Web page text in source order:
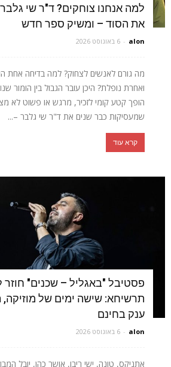
למה אנחנו צוחקים? ד"ר שי
את הסוד – ומשיק ספר חדש
alon
- 6 באוגוסט 2026
מה גורם לאנשים לצחוק? למה בדיחה אחת
ואחרת נופלת? היכן עובר הגבול בין הומור
הופך קטע קומי לזכיר, מרגש או פשוט לא
שמעסיקות כבר שנים את ד"ר שי גלבר –...
קרא עוד
פסטיבל "באגליל – שכנים" חוזר
תרשיחא: שישה ימים של מוזיקה,
ענק בחינם
alon
- 6 באוגוסט 2026
אתניקס, טונה, ישי ריבו, אושר כהן, יובל